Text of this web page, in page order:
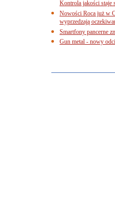
Kontrola jakości staje
Nowości Roca już w
wyprzedzają
Smartfony pancerne
Gun metal - nowy